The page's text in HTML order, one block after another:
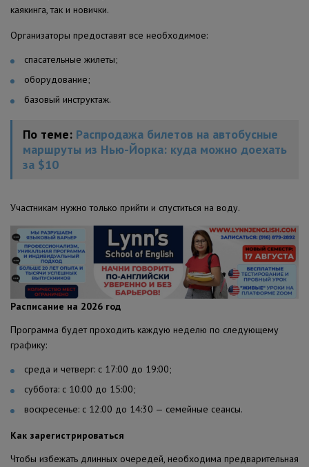
каякинга, так и новички.
Организаторы предоставят все необходимое:
спасательные жилеты;
оборудование;
базовый инструктаж.
По теме: Распродажа билетов на автобусные
маршруты из Нью-Йорка: куда можно доехать
за $10
Участникам нужно только прийти и спуститься на воду.
Расписание на 2026 год
Программа будет проходить каждую неделю по следующему
графику:
среда и четверг: с 17:00 до 19:00;
суббота: с 10:00 до 15:00;
воскресенье: с 12:00 до 14:30 — семейные сеансы.
Как зарегистрироваться
Чтобы избежать длинных очередей, необходима предварительная